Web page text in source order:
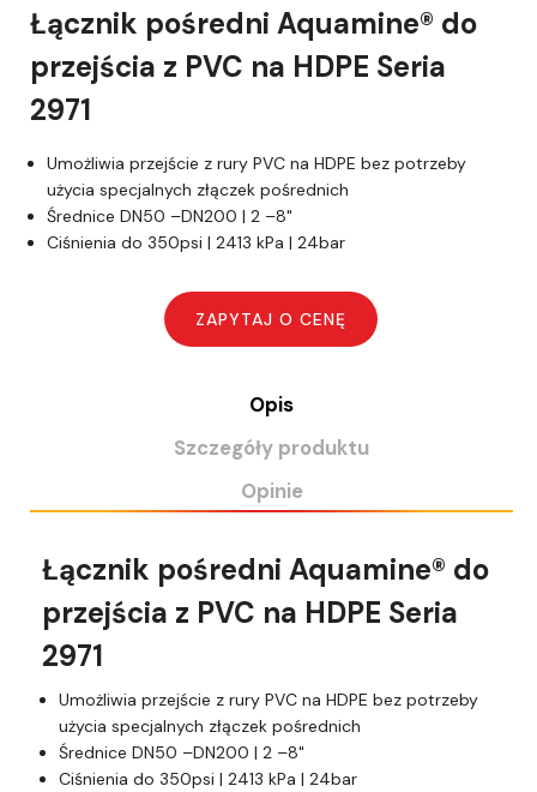
Łącznik pośredni Aquamine® do
przejścia z PVC na HDPE Seria
2971
Umożliwia przejście z rury PVC na HDPE bez potrzeby
użycia specjalnych złączek pośrednich
Średnice DN50 –DN200 | 2 –8"
Ciśnienia do 350psi | 2413 kPa | 24bar
Opis
Szczegóły produktu
Opinie
Łącznik pośredni Aquamine® do
przejścia z PVC na HDPE Seria
2971
Umożliwia przejście z rury PVC na HDPE bez potrzeby
użycia specjalnych złączek pośrednich
Średnice DN50 –DN200 | 2 –8"
Ciśnienia do 350psi | 2413 kPa | 24bar